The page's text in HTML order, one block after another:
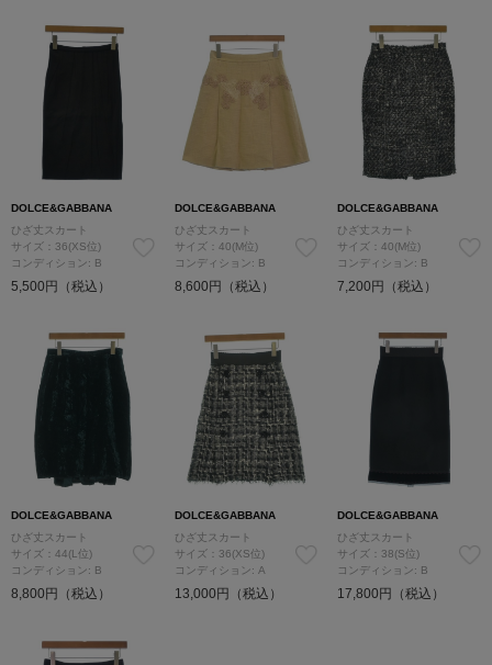
DOLCE&GABBANA
ひざ丈スカート
サイズ：36(XS位)
コンディション: B
5,500円（税込）
DOLCE&GABBANA
ひざ丈スカート
サイズ：40(M位)
コンディション: B
8,600円（税込）
DOLCE&GABBANA
ひざ丈スカート
サイズ：40(M位)
コンディション: B
7,200円（税込）
DOLCE&GABBANA
ひざ丈スカート
サイズ：44(L位)
コンディション: B
8,800円（税込）
DOLCE&GABBANA
ひざ丈スカート
サイズ：36(XS位)
コンディション: A
13,000円（税込）
DOLCE&GABBANA
ひざ丈スカート
サイズ：38(S位)
コンディション: B
17,800円（税込）